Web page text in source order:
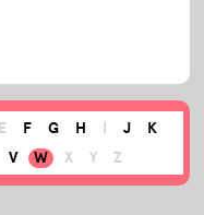
E F G H I J
K
V W X Y Z